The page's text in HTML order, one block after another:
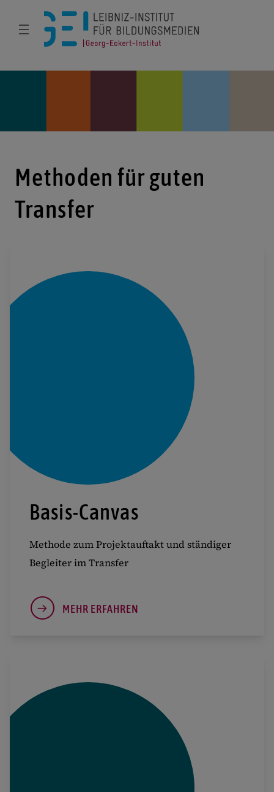
Methoden für guten
Transfer
Basis-Canvas
Methode zum Projektauftakt und ständiger
Begleiter im Transfer
MEHR ERFAHREN